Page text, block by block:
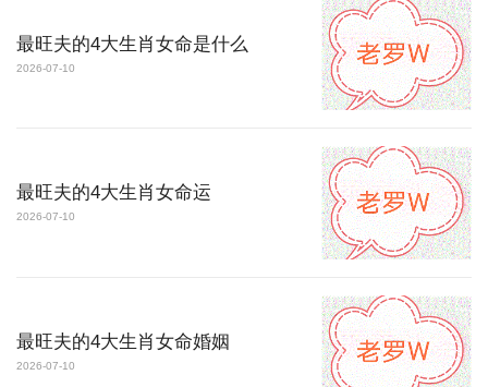
最旺夫的4大生肖女命是什么
2026-07-10
最旺夫的4大生肖女命运
2026-07-10
最旺夫的4大生肖女命婚姻
2026-07-10